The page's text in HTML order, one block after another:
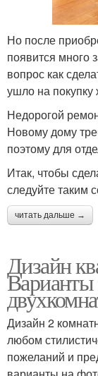
Но после
появится много
вопрос как
ушло на покупку
Недорогой
Новому дому
поэтому для
Итак, чтобы
следуйте таким
читать дальше →
Дизайн
Варианты
Дизайн 2
любом
пожеланий и